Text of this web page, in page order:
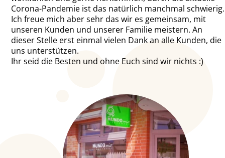
Corona-Pandemie ist das natürlich manchmal schwierig.
Ich freue mich aber sehr das wir es gemeinsam, mit
unseren Kunden und unserer Familie meistern. An
dieser Stelle erst einmal vielen Dank an alle Kunden, die
uns unterstützen.
Ihr seid die Besten und ohne Euch sind wir nichts :)